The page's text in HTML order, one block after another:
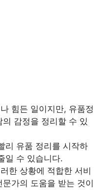
힘든 일이지만, 유품정
감정을 정리할 수 있
리 유품 정리를 시작하
일 수 있습니다.
한 상황에 적합한 서비
가의 도움을 받는 것이